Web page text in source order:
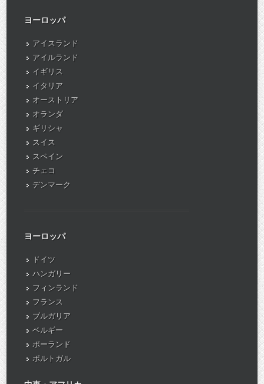
ヨーロッパ
アイスランド
アイルランド
イギリス
イタリア
オーストリア
オランダ
ギリシャ
スイス
スペイン
チェコ
デンマーク
ヨーロッパ
ドイツ
ハンガリー
フィンランド
フランス
ブルガリア
ベルギー
ポーランド
ポルトガル